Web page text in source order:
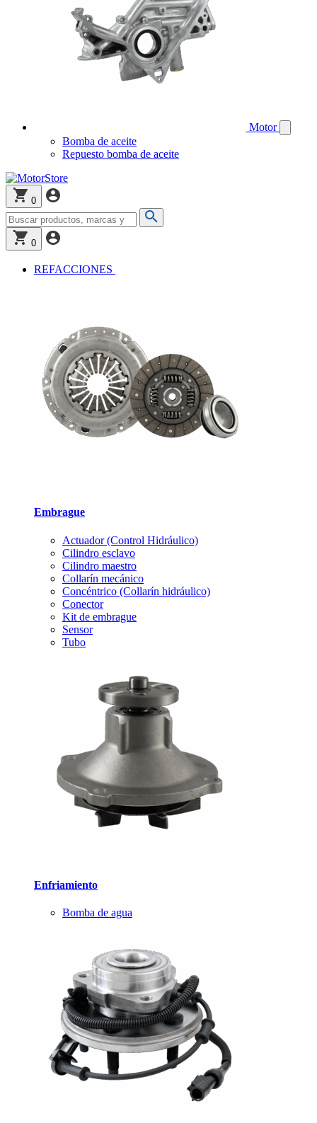
Motor
Bomba de aceite
Repuesto bomba de aceite
0
0
REFACCIONES
Embrague
Actuador (Control Hidráulico)
Cilindro esclavo
Cilindro maestro
Collarín mecánico
Concéntrico (Collarín hidráulico)
Conector
Kit de embrague
Sensor
Tubo
Enfriamiento
Bomba de agua